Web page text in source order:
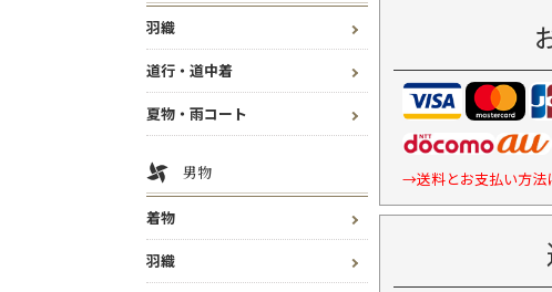
羽織
道行・道中着
夏物・雨コート
男物
着物
羽織
→送料とお支払い方法